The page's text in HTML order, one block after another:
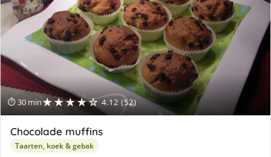
⏱ 30 min★★★★☆ 4.12 (52)
Chocolade muffins
Taarten, koek & gebak